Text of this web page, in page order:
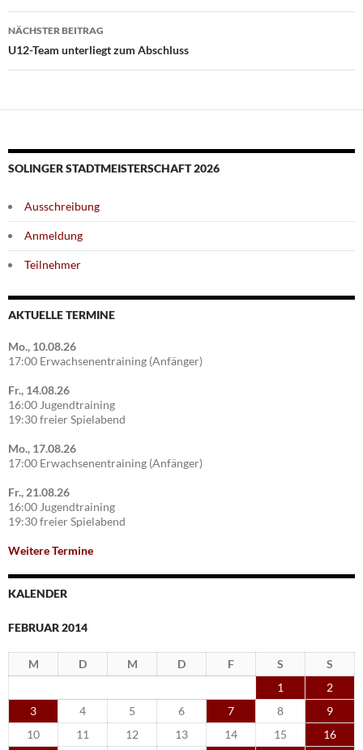
NÄCHSTER BEITRAG
U12-Team unterliegt zum Abschluss
SOLINGER STADTMEISTERSCHAFT 2026
Ausschreibung
Anmeldung
Teilnehmer
AKTUELLE TERMINE
Mo., 10.08.26
17:00 Erwachsenentraining (Anfänger)
Fr., 14.08.26
16:00 Jugendtraining
19:30 freier Spielabend
Mo., 17.08.26
17:00 Erwachsenentraining (Anfänger)
Fr., 21.08.26
16:00 Jugendtraining
19:30 freier Spielabend
Weitere Termine
KALENDER
FEBRUAR 2014
M D M D F S
S
1
2
3
4 5 6 7 8
9
10
11 12 13 14 15 16